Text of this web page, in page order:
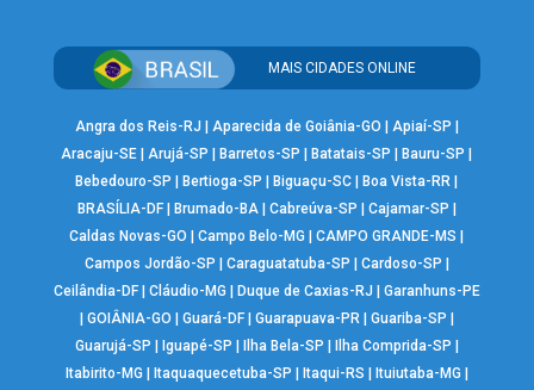
MAIS CIDADES ONLINE
Angra dos Reis-RJ | Aparecida de Goiânia-GO | Apiaí-SP |
Aracaju-SE | Arujá-SP |Barretos-SP |Batatais-SP |Bauru-SP |
Bebedouro-SP |Bertioga-SP |Biguaçu-SC |Boa Vista-RR |
BRASÍLIA-DF| Brumado-BA| Cabreúva-SP | Cajamar-SP |
Caldas Novas-GO |Campo Belo-MG |CAMPO GRANDE-MS |
Campos Jordão-SP | Caraguatatuba-SP | Cardoso-SP |
Ceilândia-DF| Cláudio-MG | Duque de Caxias-RJ | Garanhuns-PE
| GOIÂNIA-GO | Guará-DF| Guarapuava-PR | Guariba-SP |
Guarujá-SP | Iguapé-SP | Ilha Bela-SP | Ilha Comprida-SP |
Itabirito-MG | Itaquaquecetuba-SP | Itaqui-RS | Ituiutaba-MG |